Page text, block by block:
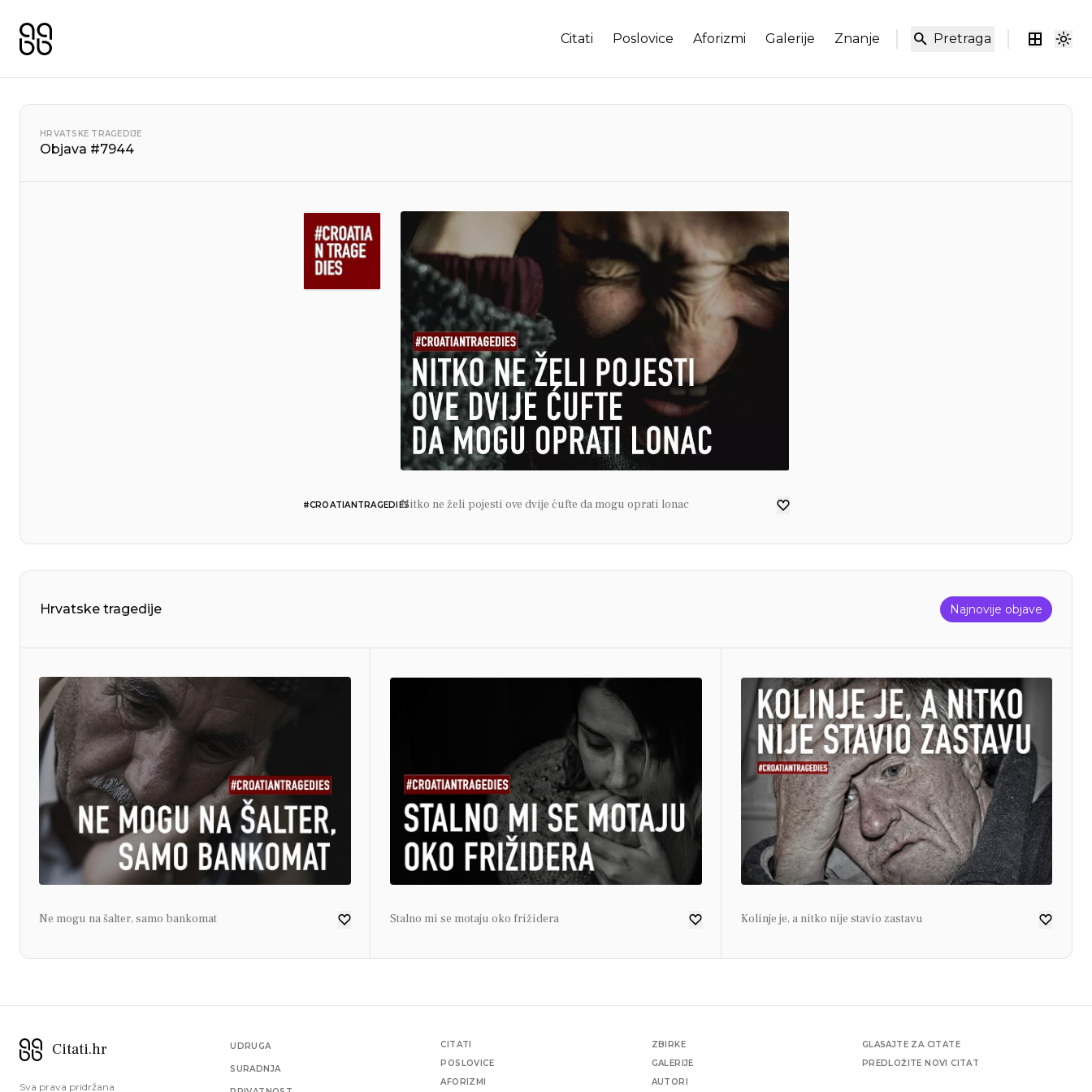
Pretraga
Citati Poslovice Aforizmi Galerije Znanje
HRVATSKE TRAGEDIJE
Objava #7944
#CROATIANTRAGEDIESNitko ne želi pojesti ove dvije ćufte da mogu oprati lonac
Hrvatske tragedije Najnovije objave
Ne mogu na šalter, samo bankomat Stalno mi se motaju oko frižidera Kolinje je, a nitko nije stavio zastavu
Citati.hr
Sva prava pridržana
UDRUGA
SURADNJA
CITATI
POSLOVICE
AFORIZMI
ZBIRKE
GALERIJE
AUTORI
GLASAJTE ZA CITATE
PREDLOŽITE NOVI CITAT